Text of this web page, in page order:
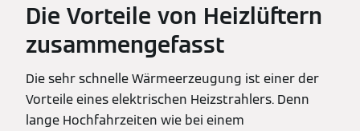
Die Vorteile von Heizlüftern
zusammengefasst
Die sehr schnelle Wärmeerzeugung ist einer der
Vorteile eines elektrischen Heizstrahlers. Denn
lange Hochfahrzeiten wie bei einem